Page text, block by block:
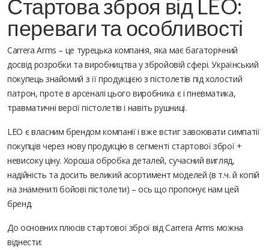
Стартова зброя від LEO:
переваги та особливості
Carrera Arms – це турецька компанія, яка має багаторічний
досвід розробки та виробництва у збройовій сфері. Український
покупець знайомий з її продукцією з пістолетів під холостий
патрон, проте в арсеналі цього виробника є і пневматика,
травматичні версії пістолетів і навіть рушниці.
LEO є власним брендом компанії і вже встиг завоювати симпатії
покупців через нову продукцію в сегменті стартової зброї +
невисоку ціну. Хороша обробка деталей, сучасний вигляд,
надійність та досить великий асортимент моделей (в т.ч. й копій
на знамениті бойові пістолети) – ось що пропонує нам цей
бренд.
До основних плюсів стартової зброї від Carrera Arms можна
віднести: